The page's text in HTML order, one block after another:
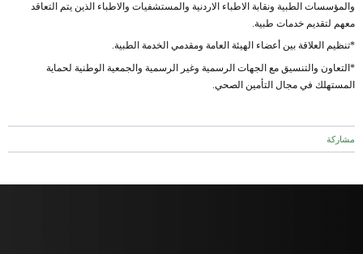
والمؤسسات الطبية ونقابة الاطباء الاردنية والمستشفيات والاطباء الذين يتم التعاقد
معهم لتقديم خدمات طبية.
*تنظيم العلاقة بين أعضاء الهيئة العامة ومقدمي الخدمة الطبية.
*التعاون والتنسيق مع الجهات الرسمية وغير الرسمية والجمعية الوطنية لحماية
المستهلك في مجال التأمين الصحي.
مشاركة